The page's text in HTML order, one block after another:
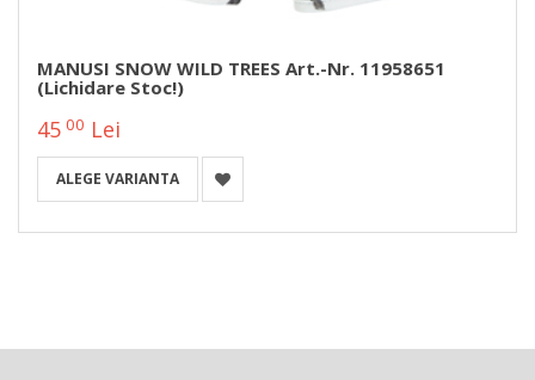
MANUSI SNOW WILD TREES Art.-Nr. 11958651
(Lichidare Stoc!)
45 00 Lei
ALEGE VARIANTA